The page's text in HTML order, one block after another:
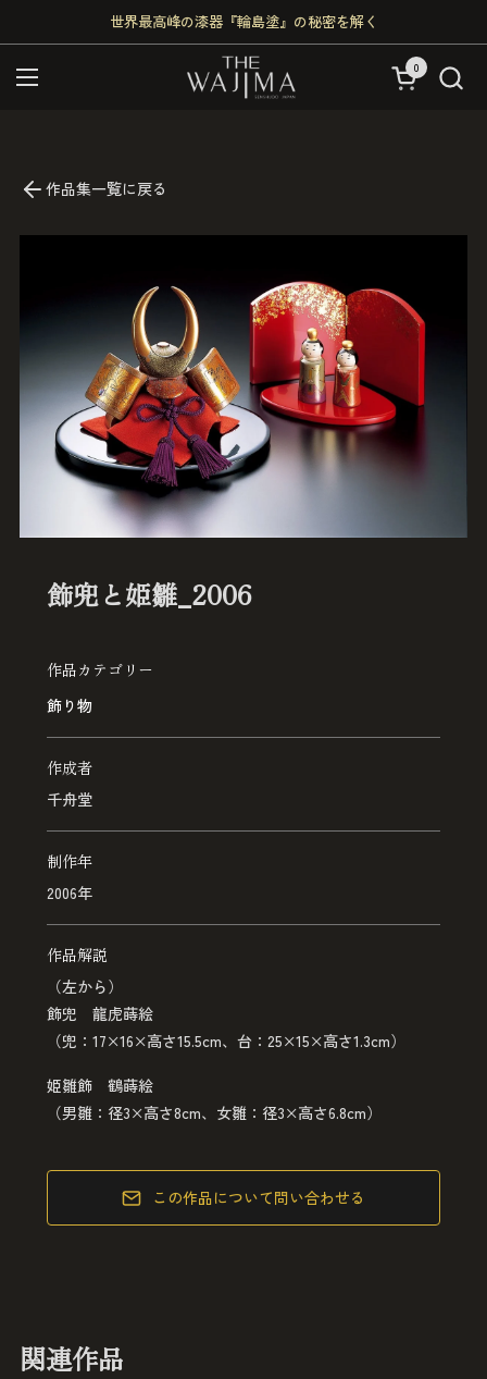
コンテンツへスキップ世界最高峰の漆器『輪島塗』の秘密を解く
カートを開く
0
メニューを開く
作品集一覧に戻る
飾兜と姫雛_2006
作品カテゴリー
飾り物
作成者
千舟堂
制作年
2006年
作品解説
（左から）
飾兜 龍虎蒔絵
（兜：17×16×高さ15.5cm、台：25×15×高さ1.3cm）
姫雛飾 鶴蒔絵
（男雛：径3×高さ8cm、女雛：径3×高さ6.8cm）
この作品について問い合わせる
関連作品